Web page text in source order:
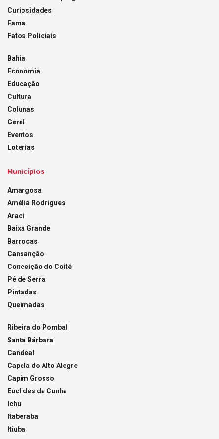
Curiosidades
Fama
Fatos Policiais
Bahia
Economia
Educação
Cultura
Colunas
Geral
Eventos
Loterias
Municípios
Amargosa
Amélia Rodrigues
Araci
Baixa Grande
Barrocas
Cansanção
Conceição do Coité
Pé de Serra
Pintadas
Queimadas
Ribeira do Pombal
Santa Bárbara
Candeal
Capela do Alto Alegre
Capim Grosso
Euclides da Cunha
Ichu
Itaberaba
Itiuba